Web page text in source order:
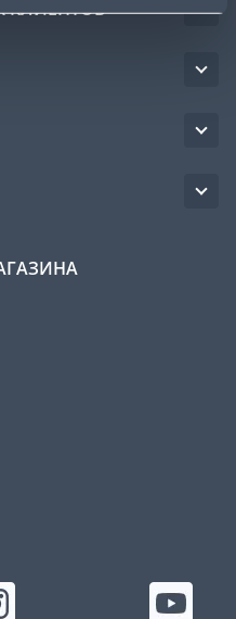
КЛИЕНТОВ